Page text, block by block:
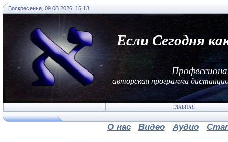
Воскресенье, 09.08.2026, 15:13
Если Сегодня
авторская программа
ГЛАВНАЯ
О нас Видео Аудио